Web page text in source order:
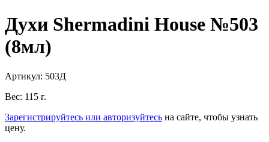
Духи Shermadini House №503
(8мл)
Артикул: 503Д
Вес: 115 г.
Зарегистрируйтесь или авторизуйтесь на сайте, чтобы узнать
цену.